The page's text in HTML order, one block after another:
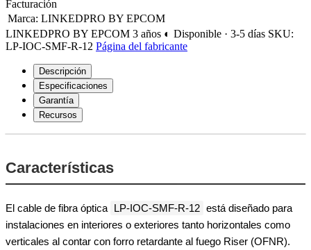
Facturación
Marca: LINKEDPRO BY EPCOM
LINKEDPRO BY EPCOM 3 años ◐ Disponible · 3-5 días SKU:
LP-IOC-SMF-R-12 Página del fabricante
Descripción
Especificaciones
Garantía
Recursos
Características
El cable de fibra óptica LP-IOC-SMF-R-12 está diseñado para
instalaciones en interiores o exteriores tanto horizontales como
verticales al contar con forro retardante al fuego Riser (OFNR).